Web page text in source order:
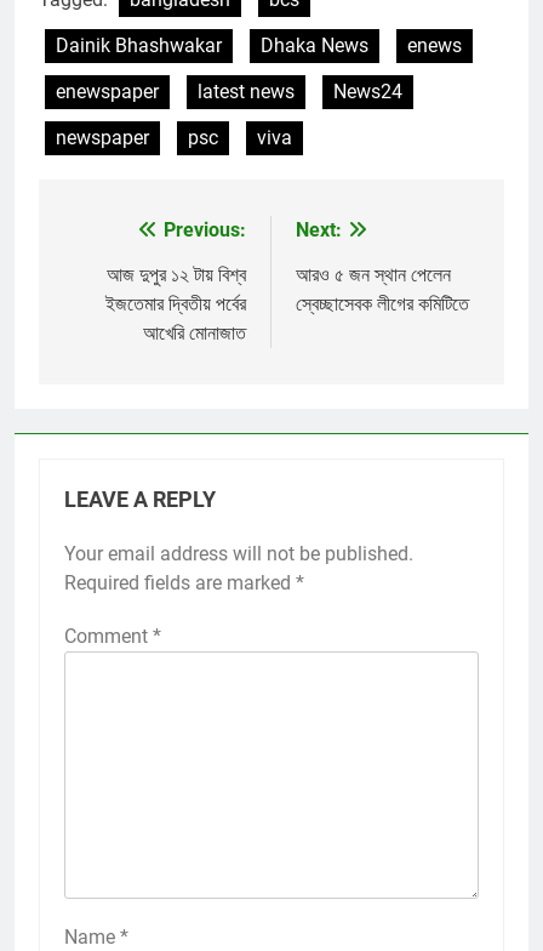
Dainik Bhashwakar
Dhaka News
enews
enewspaper
latest news
News24
newspaper
psc viva
navigation
Previous:
আজ দুপুর ১২ টায় বিশ্ব
ইজতেমার দ্বিতীয় পর্বের
আখেরি মোনাজাত
Next:
আরও ৫ জন স্থান পেলেন
স্বেচ্ছাসেবক লীগের কমিটিতে
LEAVE A REPLY
Your email address will not be published.
Required fields are marked *
Comment *
Name *